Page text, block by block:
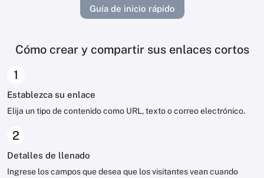
Guía de inicio rápido
Cómo crear y compartir sus enlaces cortos
1
Establezca su enlace
Elija un tipo de contenido como URL, texto o correo electrónico.
2
Detalles de llenado
Ingrese los campos que desea que los visitantes vean cuando